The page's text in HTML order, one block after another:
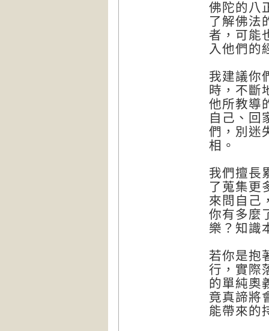
佛陀的八
了解佛法
者，可能
入他們的
我建議你
時，不斷
他所教導
自己、回
們，別迷
相。
我們擅長
了蒐集更
來問自己
你有多麼
樂？知識
若你是抱
行，實際
的單純奧
竟真諦將
能帶來的